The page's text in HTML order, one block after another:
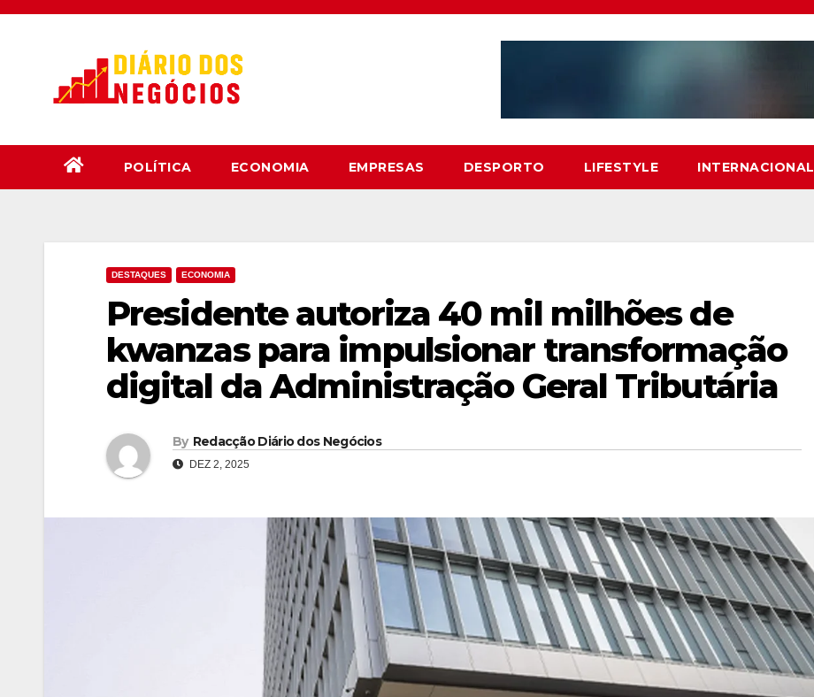
Skip
POLÍTICA ECONOMIA EMPRESAS DESPORTO LIFESTYLE INTERNACIONAL
DESTAQUES ECONOMIA
Presidente autoriza 40 mil milhões de
kwanzas para impulsionar transformação
digital da Administração Geral Tributária
By Redacção Diário dos Negócios
DEZ 2, 2025